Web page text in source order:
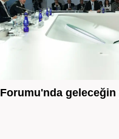
Forumu'nda